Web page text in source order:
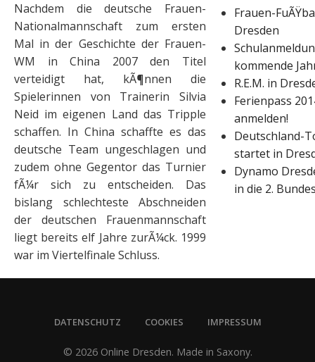
Nachdem die deutsche Frauen-
Nationalmannschaft zum ersten
Mal in der Geschichte der Frauen-
WM in China 2007 den Titel
verteidigt hat, kÃ¶nnen die
Spielerinnen von Trainerin Silvia
Neid im eigenen Land das Tripple
schaffen. In China schaffte es das
deutsche Team ungeschlagen und
zudem ohne Gegentor das Turnier
fÃ¼r sich zu entscheiden. Das
bislang schlechteste Abschneiden
der deutschen Frauenmannschaft
liegt bereits elf Jahre zurÃ¼ck. 1999
war im Viertelfinale Schluss.
Frauen-
Dresden
kommende
R.E.M. in
Ferienpass
anmelden!
Deutschland-
startet in
Dynamo
in die 2.
DATENSCHUTZ COOKIES IMPRESSUM
© 2026 Online Dresden. Made in Saxony.